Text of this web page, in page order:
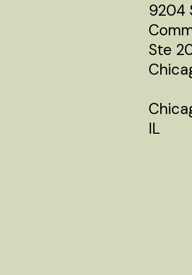
9204
Ste
IL